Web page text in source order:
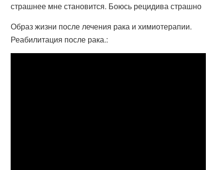
страшнее мне становится. Боюсь рецидива страшно
Образ жизни после лечения рака и химиотерапии.
Реабилитация после рака.: